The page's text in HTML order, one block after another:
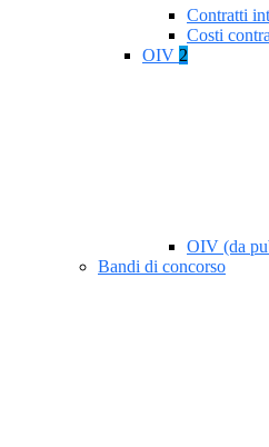
Contratti
Costi
OIV 2
OIV (da
Bandi di concorso